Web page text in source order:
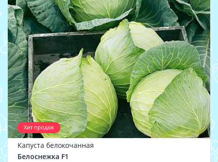
Хит продаж
Капуста белокочанная
Белоснежка F1